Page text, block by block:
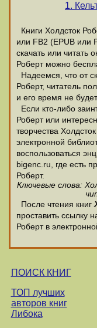
1.
Книги Холдсток
или FB2 (EPUB или
скачать или читать
Роберт можно
Надеемся, что от
Роберт, читатель
и его время не
Если кто-либо
Роберт или
творчества
электронной
воспользоваться
bigenc.ru, где есть
Роберт.
Ключевые слова:
После чтения книг
проставить ссылку
Роберт в
ПОИСК КНИГ
ТОП лучших
авторов книг
Либока